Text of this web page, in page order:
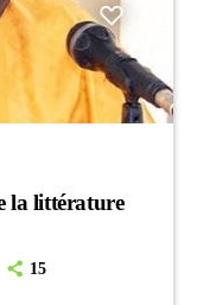
la littérature
15